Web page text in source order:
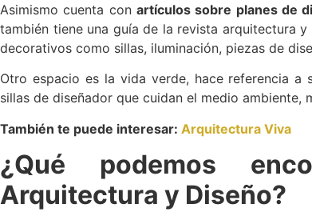
Asimismo cuenta con artículos sobre planes de
también tiene una guía de la revista arquitectura
decorativos como sillas, iluminación, piezas de
Otro espacio es la vida verde, hace referencia a
sillas de diseñador que cuidan el medio ambiente,
También te puede interesar: Arquitectura Viva
¿Qué podemos
Arquitectura y Diseño?